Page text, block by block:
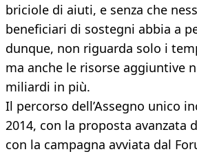
briciole di aiuti, e senza che
beneficiari di sostegni abbia a
dunque, non riguarda solo i
ma anche le risorse aggiuntive
miliardi in più.
Il percorso dell’Assegno unico
2014, con la proposta avanzata
con la campagna avviata dal